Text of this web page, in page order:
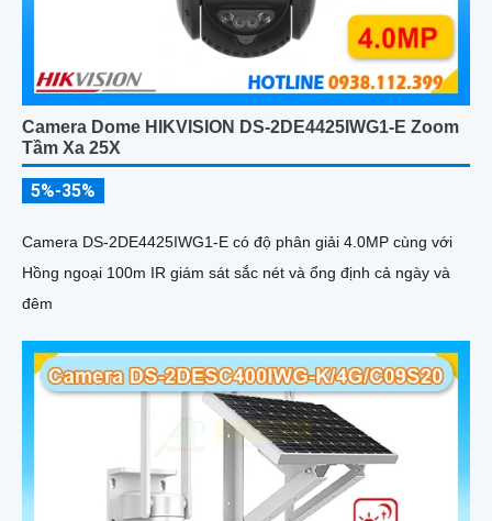
Camera Dome HIKVISION DS-2DE4425IWG1-E Zoom
Tầm Xa 25X
5%-35%
Camera DS-2DE4425IWG1-E có độ phân giải 4.0MP cùng với
Hồng ngoại 100m IR giám sát sắc nét và ổng định cả ngày và
đêm